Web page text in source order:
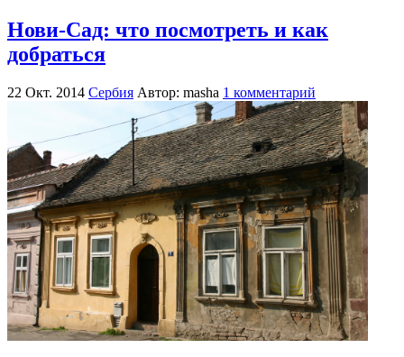
Нови-Сад: что посмотреть и как
добраться
22 Окт. 2014 Сербия Автор: masha 1 комментарий